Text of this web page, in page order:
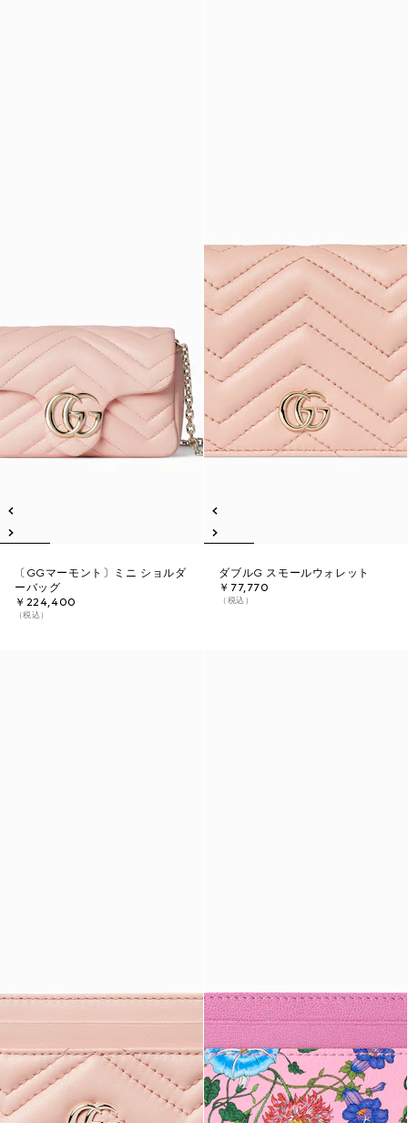
〔GGマーモント〕ミニ ショルダ
ーバッグ
￥224,400
（税込）
ダブルG スモールウォレット
￥77,770
（税込）